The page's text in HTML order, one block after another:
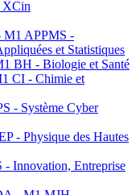
XCin
APPMS -
et Statistiques
BH - Biologie et Santé
CI - Chimie et
- Système Cyber
- Physique des Hautes
Innovation, Entreprise